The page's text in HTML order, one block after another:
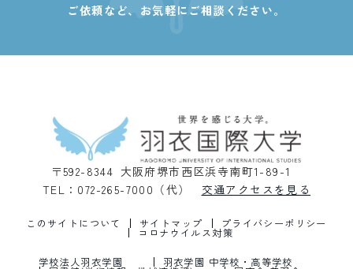
ご依頼など、 お気軽にご相談ください。
〒592-8344 大阪府堺市西区浜寺南町1-89-1
TEL：072-265-7000（代）
交通アクセスを見る
このサイトについて サイトマップ プライバシーポリシー
コロナウイルス対策
学校法人羽衣学園 羽衣学園 中学校・高等学校